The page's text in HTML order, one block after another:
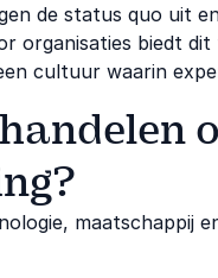
de status quo uit
organisaties biedt
cultuur waarin
maatschappij